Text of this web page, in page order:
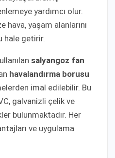
yardımcı olur.
hava, yaşam alanlarını
hale getirir.
salyangoz fan
havalandırma borusu
imal edilebilir. Bu
galvanizli çelik ve
bulunmaktadır. Her
ve uygulama